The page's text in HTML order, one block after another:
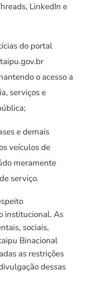
LinkedIn e
do portal
o acesso a
serviços e
e demais
veículos de
meramente
serviço.
institucional. As
sociais,
Binacional
as restrições
dessas